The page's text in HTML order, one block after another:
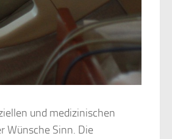
und medizinischen
Wünsche Sinn. Die